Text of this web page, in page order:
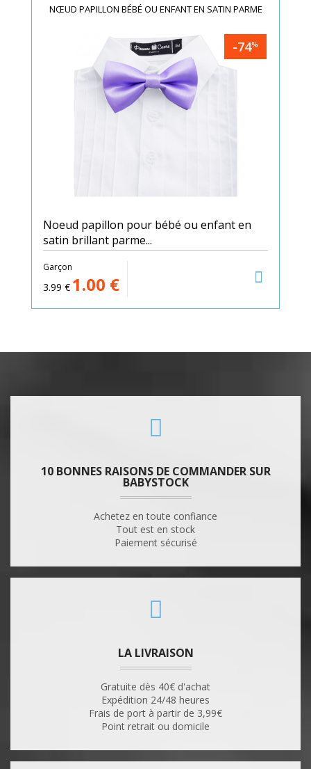
NŒUD PAPILLON BÉBÉ OU ENFANT EN SATIN PARME
-74%
Noeud papillon pour bébé ou enfant en
satin brillant parme...
Garçon
3.99 € 1.00 €
10 BONNES RAISONS DE COMMANDER SUR
BABYSTOCK
Achetez en toute confiance
Tout est en stock
Paiement sécurisé
LA LIVRAISON
Gratuite dès 40€ d'achat
Expédition 24/48 heures
Frais de port à partir de 3,99€
Point retrait ou domicile